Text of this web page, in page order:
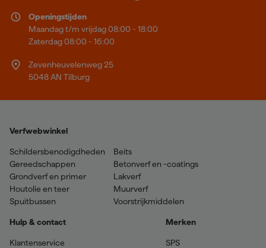
Openingstijden
Maandag t/m vrijdag 08:00 - 18:00
Zaterdag 08:00 - 16:00
Zevenheuvelenweg 25
5048 AN Tilburg
Verfwebwinkel
Schildersbenodigdheden
Gereedschappen
Grondverf en primer
Houtolie en teer
Spuitbussen
Beits
Betonverf en -coatings
Lakverf
Muurverf
Voorstrijkmiddelen
Hulp & contact
Klantenservice
Merken
SPS